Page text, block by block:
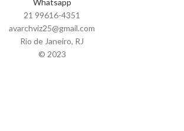
21 99616-4351
avarchviz25@gmail.com
Rio de Janeiro, RJ
© 2023